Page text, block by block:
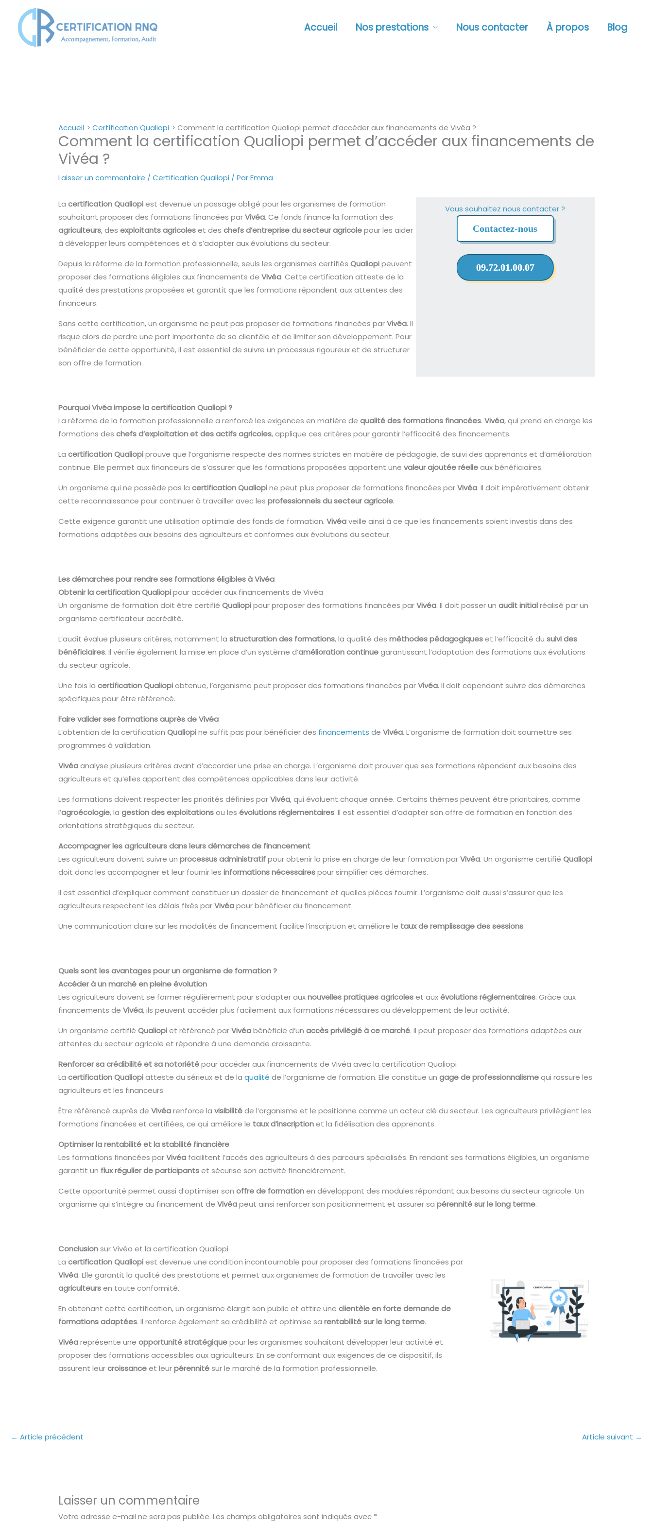
contenu
Accueil Nos prestations Nous contacter À propos Blog
Accueil Certification Qualiopi Comment la certification Qualiopi permet d’accéder aux financements de Vivéa ?
Comment la certification Qualiopi permet d’accéder aux financements de
Vivéa ?
Laisser un commentaire /Certification Qualiopi / ParEmma
Lacertification Qualiopiest devenue un passage obligé pour les organismes de formation
souhaitant proposer des formations financées parVivéa. Ce fonds finance la formation des
agriculteurs, desexploitants agricoleset deschefs d’entreprise du secteur agricolepour les aider
à développer leurs compétences et à s’adapter aux évolutions du secteur.
Depuis la réforme de la formation professionnelle, seuls les organismes certifiésQualiopipeuvent
proposer des formations éligibles aux financements deVivéa. Cette certification atteste de la
qualité des prestations proposées et garantit que les formations répondent aux attentes des
financeurs.
Sans cette certification, un organisme ne peut pas proposer de formations financées parVivéa. Il
risque alors de perdre une part importante de sa clientèle et de limiter son développement. Pour
bénéficier de cette opportunité, il est essentiel de suivre un processus rigoureux et de structurer
son offre de formation.
Vous souhaitez nous contacter ?
Contactez-nous
09.72.01.00.07
Pourquoi Vivéa impose la certification Qualiopi ?
La réforme de la formation professionnelle a renforcé les exigences en matière dequalité des formations financées.Vivéa, qui prend en charge les
formations deschefs d’exploitation et des actifs agricoles, applique ces critères pour garantir l’efficacité des financements.
Lacertification Qualiopiprouve que l’organisme respecte des normes strictes en matière de pédagogie, de suivi des apprenants et d’amélioration
continue. Elle permet aux financeurs de s’assurer que les formations proposées apportent unevaleur ajoutée réelleaux bénéficiaires.
Un organisme qui ne possède pas lacertification Qualiopine peut plus proposer de formations financées parVivéa. Il doit impérativement obtenir
cette reconnaissance pour continuer à travailler avec lesprofessionnels du secteur agricole.
Cette exigence garantit une utilisation optimale des fonds de formation.Vivéaveille ainsi à ce que les financements soient investis dans des
formations adaptées aux besoins des agriculteurs et conformes aux évolutions du secteur.
Les démarches pour rendre ses formations éligibles à Vivéa
Obtenir la certification Qualiopipour accéder aux financements de Vivéa
Un organisme de formation doit être certifiéQualiopipour proposer des formations financées parVivéa. Il doit passer unaudit initialréalisé par un
organisme certificateur accrédité.
L’audit évalue plusieurs critères, notamment lastructuration des formations, la qualité desméthodes pédagogiqueset l’efficacité dusuivi des
bénéficiaires. Il vérifie également la mise en place d’un système d’amélioration continuegarantissant l’adaptation des formations aux évolutions
du secteur agricole.
Une fois lacertification Qualiopiobtenue, l’organisme peut proposer des formations financées parVivéa. Il doit cependant suivre des démarches
spécifiques pour être référencé.
Faire valider ses formations auprès de Vivéa
L’obtention de la certificationQualiopine suffit pas pour bénéficier des financements deVivéa. L’organisme de formation doit soumettre ses
programmes à validation.
Vivéaanalyse plusieurs critères avant d’accorder une prise en charge. L’organisme doit prouver que ses formations répondent aux besoins des
agriculteurs et qu’elles apportent des compétences applicables dans leur activité.
Les formations doivent respecter les priorités définies parVivéa, qui évoluent chaque année. Certains thèmes peuvent être prioritaires, comme
l’agroécologie, lagestion des exploitationsou lesévolutions réglementaires. Il est essentiel d’adapter son offre de formation en fonction des
orientations stratégiques du secteur.
Accompagner les agriculteurs dans leurs démarches de financement
Les agriculteurs doivent suivre unprocessus administratifpour obtenir la prise en charge de leur formation parVivéa. Un organisme certifiéQualiopi
doit donc les accompagner et leur fournir lesinformations nécessairespour simplifier ces démarches.
Il est essentiel d’expliquer comment constituer un dossier de financement et quelles pièces fournir. L’organisme doit aussi s’assurer que les
agriculteurs respectent les délais fixés parVivéapour bénéficier du financement.
Une communication claire sur les modalités de financement facilite l’inscription et améliore le taux de remplissage des sessions.
Quels sont les avantages pour un organisme de formation ?
Accéder à un marché en pleine évolution
Les agriculteurs doivent se former régulièrement pour s’adapter auxnouvelles pratiques agricoleset auxévolutions réglementaires. Grâce aux
financements deVivéa, ils peuvent accéder plus facilement aux formations nécessaires au développement de leur activité.
Un organisme certifiéQualiopiet référencé parVivéabénéficie d’unaccès privilégié à ce marché. Il peut proposer des formations adaptées aux
attentes du secteur agricole et répondre à une demande croissante.
Renforcer sa crédibilité et sa notoriétépour accéder aux financements de Vivéa avec la certification Qualiopi
Lacertification Qualiopiatteste du sérieux et de laqualité de l’organisme de formation. Elle constitue ungage de professionnalismequi rassure les
agriculteurs et les financeurs.
Être référencé auprès deVivéarenforce lavisibilitéde l’organisme et le positionne comme un acteur clé du secteur. Les agriculteurs privilégient les
formations financées et certifiées, ce qui améliore le taux d’inscriptionet la fidélisation des apprenants.
Optimiser la rentabilité et la stabilité financière
Les formations financées parVivéa facilitent l’accès des agriculteurs à des parcours spécialisés. En rendant ses formations éligibles, un organisme
garantit un flux régulier de participantset sécurise son activité financièrement.
Cette opportunité permet aussi d’optimiser sonoffre de formationen développant des modules répondant aux besoins du secteur agricole. Un
organisme qui s’intègre au financement deVivéapeut ainsi renforcer son positionnement et assurer sapérennité sur le long terme.
Conclusionsur Vivéa et la certification Qualiopi
Lacertification Qualiopiest devenue une condition incontournable pour proposer des formations financées par
Vivéa. Elle garantit la qualité des prestations et permet aux organismes de formation de travailler avec les
agriculteursen toute conformité.
En obtenant cette certification, un organisme élargit son public et attire uneclientèle en forte demande de
formations adaptées. Il renforce également sa crédibilité et optimise sarentabilité sur le long terme.
Vivéareprésente uneopportunité stratégiquepour les organismes souhaitant développer leur activité et
proposer des formations accessibles aux agriculteurs. En se conformant aux exigences de ce dispositif, ils
assurent leurcroissanceet leurpérennitésur le marché de la formation professionnelle.
← Article précédent Article suivant →
Laisser un commentaire
Votre adresse e-mail ne sera pas publiée. Les champs obligatoires sont indiqués avec *